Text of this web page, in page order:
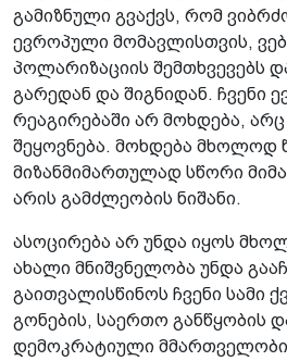
გამიზნული გვაქვს, რომ
ევროპული მომავლისთვის,
პოლარიზაციის შემთხვევებს
გარედან და შიგნიდან. ჩვენი
რეაგირებაში არ მოხდება, არც
შეყოვნება. მოხდება მხოლოდ
მიზანმიმართულად სწორი
არის გამძლეობის ნიშანი.
ასოცირება არ უნდა იყოს
ახალი მნიშვნელობა უნდა
გაითვალისწინოს ჩვენი სამი
გონების, საერთო განწყობის
დემოკრატიული